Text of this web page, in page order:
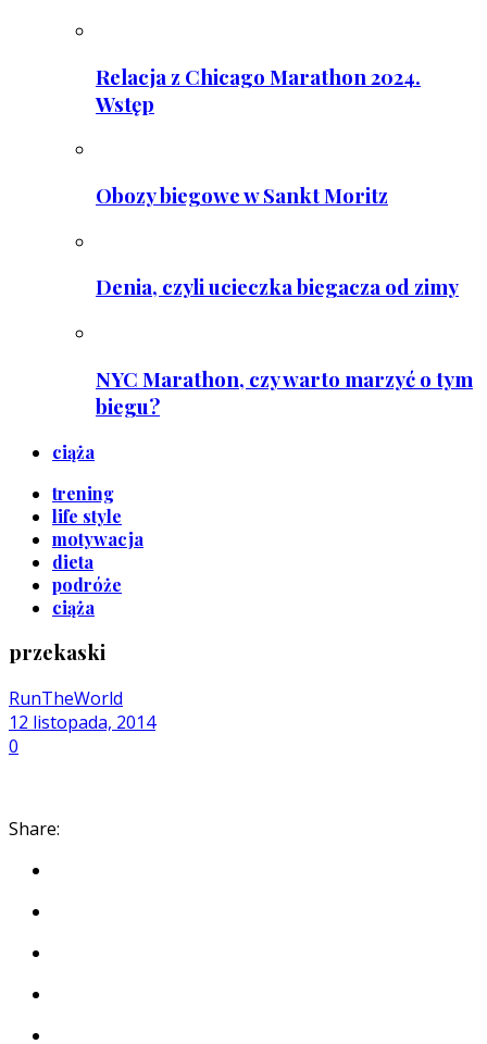
Relacja z Chicago Marathon 2024.
Wstęp
Obozy biegowe w Sankt Moritz
Denia, czyli ucieczka biegacza od zimy
NYC Marathon, czy warto marzyć o tym
biegu?
ciąża
trening
life style
motywacja
dieta
podróże
ciąża
przekaski
RunTheWorld
12 listopada, 2014
0
Share: